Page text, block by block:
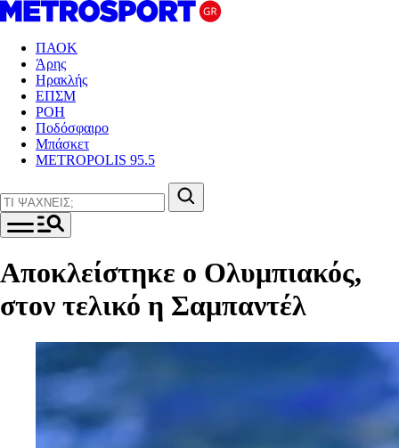
ΠΑΟΚ
Άρης
Ηρακλής
ΕΠΣΜ
ΡΟΗ
Ποδόσφαιρο
Μπάσκετ
METROPOLIS 95.5
Αποκλείστηκε ο Ολυμπιακός,
στον τελικό η Σαμπαντέλ